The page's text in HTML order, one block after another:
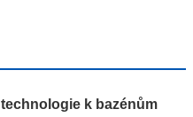
technologie k bazénům